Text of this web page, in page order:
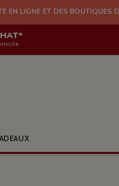
DES BOUTIQUES DU 10/08 AU